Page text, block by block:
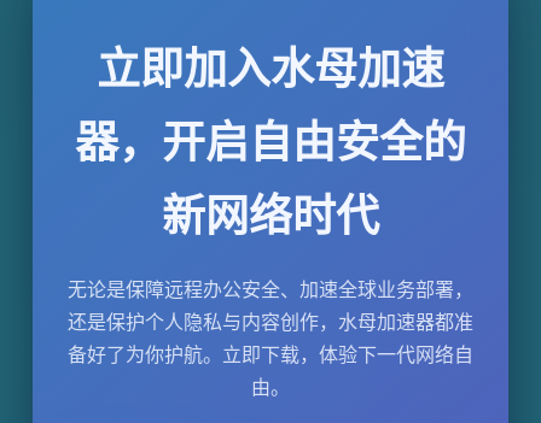
立即加入水母加速
器，开启自由安全的
新网络时代
无论是保障远程办公安全、加速全球业务部署，
还是保护个人隐私与内容创作，水母加速器都准
备好了为你护航。立即下载，体验下一代网络自
由。